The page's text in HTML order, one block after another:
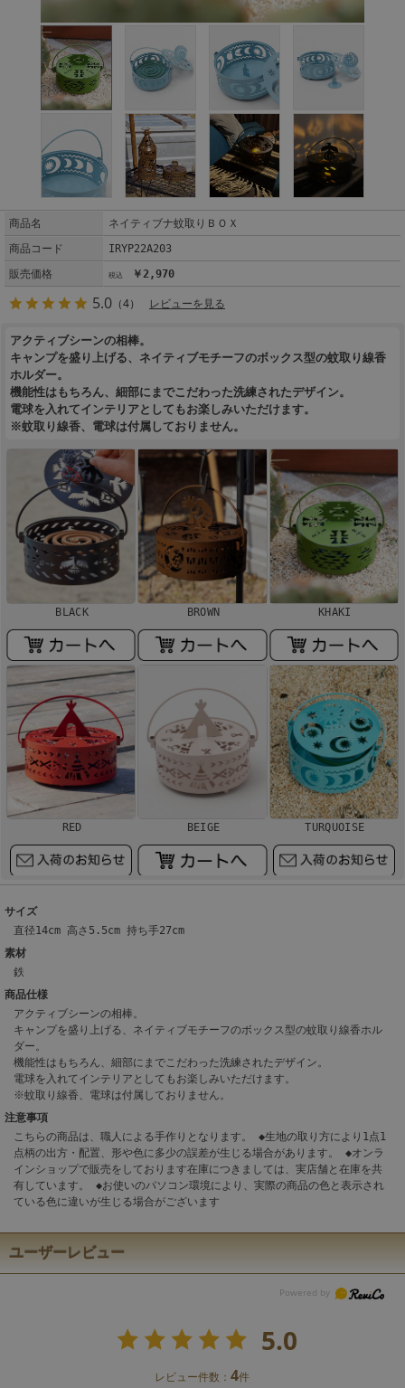
商品名
ネイティブナ蚊取りＢＯＸ
商品コード
IRYP22A203
販売価格
￥2,970
5.0 （4） レビューを見る
アクティブシーンの相棒。
キャンプを盛り上げる、ネイティブモチーフのボックス型の蚊取り線香
ホルダー。
機能性はもちろん、細部にまでこだわった洗練されたデザイン。
電球を入れてインテリアとしてもお楽しみいただけます。
※蚊取り線香、電球は付属しておりません。
BLACK BROWN KHAKI
RED BEIGE TURQUOISE
サイズ
直径14cm 高さ5.5cm 持ち手27cm
素材
鉄
商品仕様
アクティブシーンの相棒。
キャンプを盛り上げる、ネイティブモチーフのボックス型の蚊取り線香ホル
ダー。
機能性はもちろん、細部にまでこだわった洗練されたデザイン。
電球を入れてインテリアとしてもお楽しみいただけます。
※蚊取り線香、電球は付属しておりません。
注意事項
こちらの商品は、職人による手作りとなります。 ◆生地の取り方により1点1
点柄の出方・配置、形や色に多少の誤差が生じる場合があります。 ◆オンラ
インショップで販売をしております在庫につきましては、実店舗と在庫を共
有しています。 ◆お使いのパソコン環境により、実際の商品の色と表示され
ている色に違いが生じる場合がございます
ユーザーレビュー
5.0
レビュー件数：4件